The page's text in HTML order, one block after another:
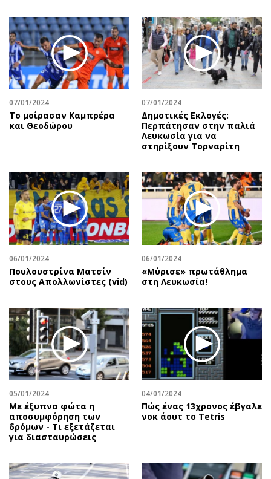
07/01/2024
Το μοίρασαν Καμπρέρα
και Θεοδώρου
07/01/2024
Δημοτικές Εκλογές:
Περπάτησαν στην παλιά
Λευκωσία για να
στηρίξουν Τορναρίτη
06/01/2024
Πουλουστρίνα Ματσίν
στους Απολλωνίστες (vid)
06/01/2024
«Μύρισε» πρωτάθλημα
στη Λευκωσία!
05/01/2024
Με έξυπνα φώτα η
αποσυμφόρηση των
δρόμων - Τι εξετάζεται
για διασταυρώσεις
04/01/2024
Πώς ένας 13χρονος έβγαλε
νοκ άουτ το Tetris